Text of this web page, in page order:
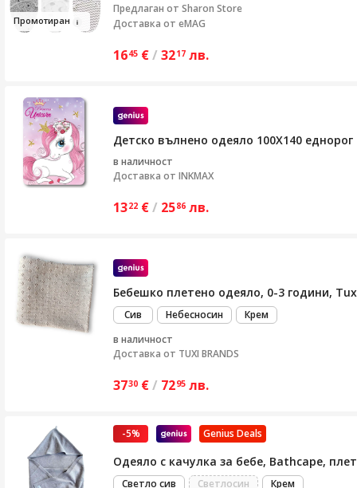
Промотиран
Предлаган от Sharon Store
Доставка от eMAG
1645 €/ 3217 лв.
Детско вълнено одеяло 100Х140 еднорог
в наличност
Доставка от INKMAX
1322 €/ 2586 лв.
Бебешко плетено одеяло, 0-3 години,
Сив Небесносин
Крем
в наличност
Доставка от TUXI BRANDS
3730 €/ 7295 лв.
Genius Deals
-5%
Одеяло с качулка за бебе, Bathcape,
Светло сив Светлосин Крем